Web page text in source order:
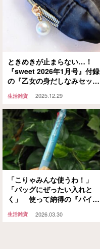
ときめきが止まらない…！
『sweet 2026年1月号』付録
の『乙女の身だしなみセッ
生活雑貨 2025.12.29
「こりゃみんな使うわ！」
「バッグにぜったい入れと
く」 使って納得の『パイロ
気なワケ
生活雑貨 2026.03.30